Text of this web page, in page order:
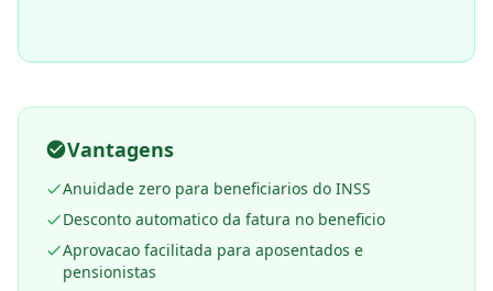
Vantagens
Anuidade zero para beneficiarios do INSS
Desconto automatico da fatura no beneficio
Aprovacao facilitada para aposentados e
pensionistas